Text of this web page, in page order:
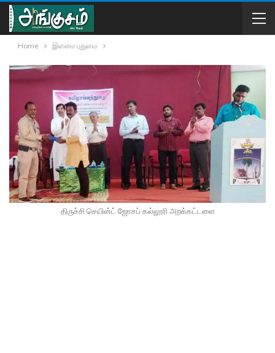
Home இளமை புதுமை
திருச்சி செயின்ட் ஜோசப் கல்லூரி அறக்கட்டளை